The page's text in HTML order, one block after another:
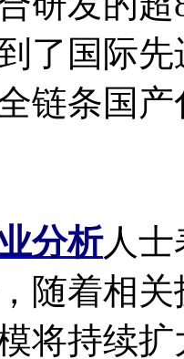
了国际
链条国
分析人士
随着相
将持续